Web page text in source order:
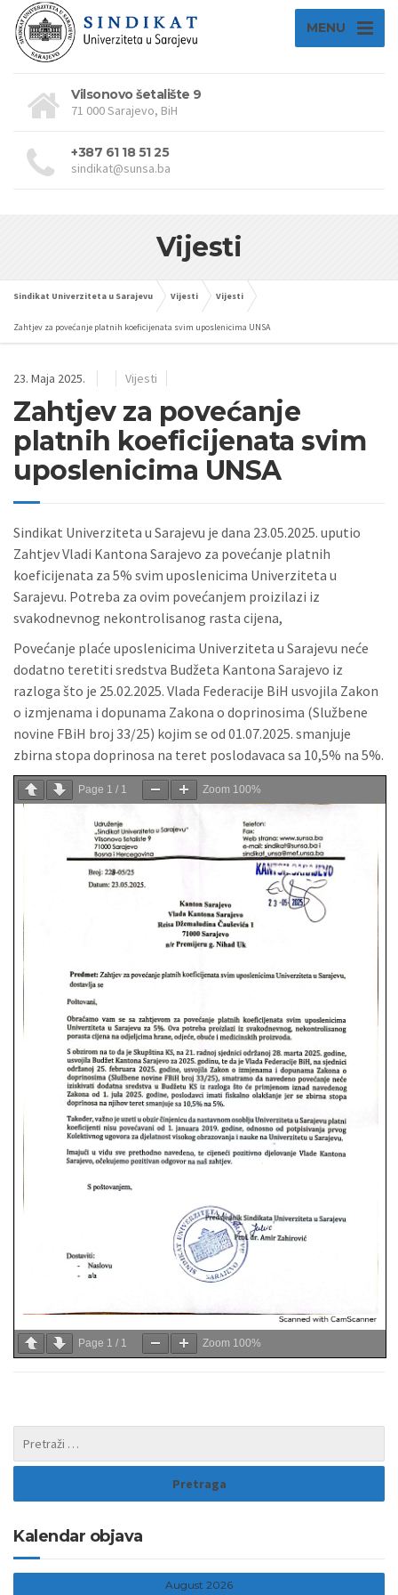
MENU
Vilsonovo šetalište 9
71 000 Sarajevo, BiH
+387 61 18 51 25
sindikat@sunsa.ba
Vijesti
Sindikat Univerziteta u Sarajevu Vijesti Vijesti
Zahtjev za povećanje platnih koeficijenata svim uposlenicima UNSA
23. Maja 2025. Vijesti
Zahtjev za povećanje
platnih koeficijenata svim
uposlenicima UNSA
Sindikat Univerziteta u Sarajevu je dana 23.05.2025. uputio
Zahtjev Vladi Kantona Sarajevo za povećanje platnih
koeficijenata za 5% svim uposlenicima Univerziteta u
Sarajevu. Potreba za ovim povećanjem proizilazi iz
svakodnevnog nekontrolisanog rasta cijena,
Povećanje plaće uposlenicima Univerziteta u Sarajevu neće
dodatno teretiti sredstva Budžeta Kantona Sarajevo iz
razloga što je 25.02.2025. Vlada Federacije BiH usvojila Zakon
o izmjenama i dopunama Zakona o doprinosima (Službene
novine FBiH broj 33/25) kojim se od 01.07.2025. smanjuje
zbirna stopa doprinosa na teret poslodavaca sa 10,5% na 5%.
Page 1 / 1 Zoom 100%
Page 1 / 1 Zoom 100%
Kalendar objava
August 2026